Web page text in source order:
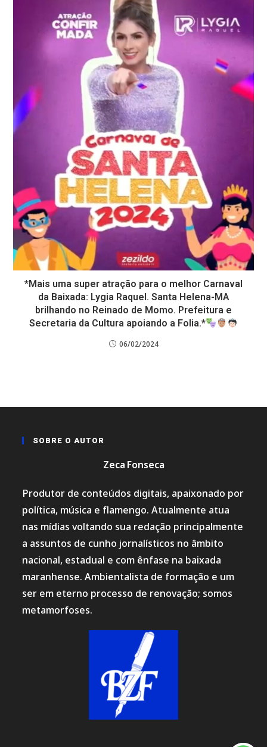
*Mais uma super atração para o melhor Carnaval
da Baixada: Lygia Raquel. Santa Helena-MA
brilhando no Reinado de Momo. Prefeitura e
Secretaria da Cultura apoiando a Folia.*
06/02/2024
SOBRE O AUTOR
Zeca Fonseca
Produtor de conteúdos digitais, apaixonado por
política, música e flamengo. Atualmente atua
nas mídias voltando sua redação principalmente
a assuntos de cunho jornalísticos no âmbito
nacional, estadual e com ênfase na baixada
maranhense. Ambientalista de formação e um
ser em eterno processo de renovação; somos
metamorfoses.